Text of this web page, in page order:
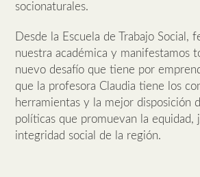
socionaturales.
Desde la Escuela de Trabajo Social,
nuestra académica y manifestamos
nuevo desafío que tiene por
que la profesora Claudia tiene los
herramientas y la mejor disposición
políticas que promuevan la equidad,
integridad social de la región.